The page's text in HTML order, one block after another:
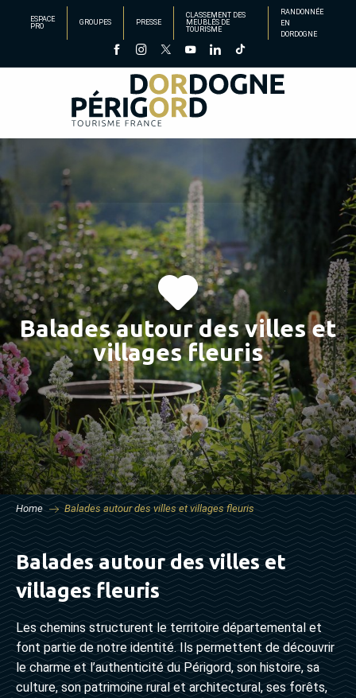
principal
ESPACE
PRO
GROUPES PRESSE
CLASSEMENT DES
MEUBLÉS DE
TOURISME
RANDONNÉE
EN
DORDOGNE
Balades autour des villes et
villages fleuris
Home Balades autour des villes et villages fleuris
Balades autour des villes et
villages fleuris
Les chemins structurent le territoire départemental et
font partie de notre identité. Ils permettent de découvrir
le charme et l’authenticité du Périgord, son histoire, sa
culture, son patrimoine rural et architectural, ses forêts,